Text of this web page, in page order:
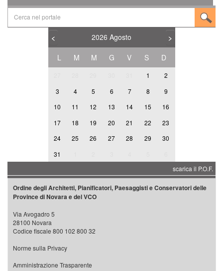
< 2026 Agosto
>
L
M M G V S D
1
2
3
4 5 6 7 8
9
10
11 12 13 14 15
16
17
18 19 20 21 22
23
24
25 26 27 28 29
30
31
scarica il P.O.F.
Ordine degli Architetti, Pianificatori, Paesaggisti e Conservatori delle
Province di Novara e del VCO
Via Avogadro 5
28100 Novara
Codice fiscale 800 102 800 32
Norme sulla Privacy
Amministrazione Trasparente